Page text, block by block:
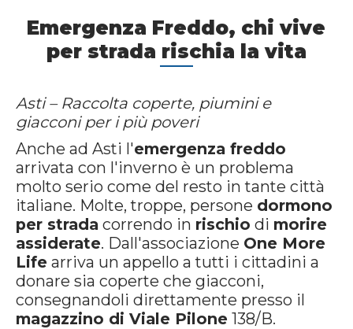
Emergenza Freddo, chi vive
per strada rischia la vita
Asti – Raccolta coperte, piumini e
giacconi per i più poveri
Anche ad Asti l'emergenza freddo
arrivata con l'inverno è un problema
molto serio come del resto in tante città
italiane. Molte, troppe, persone dormono
per strada correndo in rischio di morire
assiderate. Dall'associazione One More
Life arriva un appello a tutti i cittadini a
donare sia coperte che giacconi,
consegnandoli direttamente presso il
magazzino di Viale Pilone 138/B.